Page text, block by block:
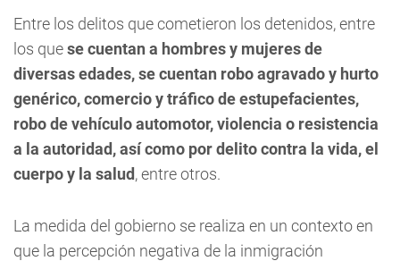
Entre los delitos que cometieron los detenidos, entre
los quese cuentan a hombres y mujeres de
diversas edades, se cuentan robo agravado y hurto
genérico, comercio y tráfico de estupefacientes,
robo de vehículo automotor, violencia o resistencia
a la autoridad, así como por delito contra la vida, el
cuerpo y la salud, entre otros.
La medida del gobierno se realiza en un contexto en
que la percepción negativa de la inmigración